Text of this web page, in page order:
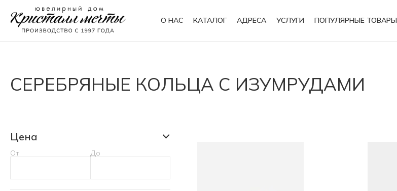
О НАС КАТАЛОГ АДРЕСА УСЛУГИ ПОПУЛЯРНЫЕ ТОВАРЫ
СЕРЕБРЯНЫЕ КОЛЬЦА С ИЗУМРУДАМИ
Цена
От До